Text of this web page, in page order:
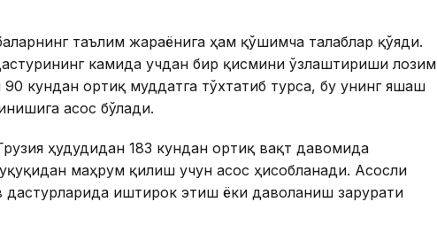
таълим жараёнига ҳам қўшимча талаблар қўяди.
камида учдан бир қисмини ўзлаштириши лозим
кундан ортиқ муддатга тўхтатиб турса, бу унинг яшаш
асос бўлади.
ҳудудидан 183 кундан ортиқ вақт давомида
маҳрум қилиш учун асос ҳисобланади. Асосли
дастурларида иштирок этиш ёки даволаниш зарурати